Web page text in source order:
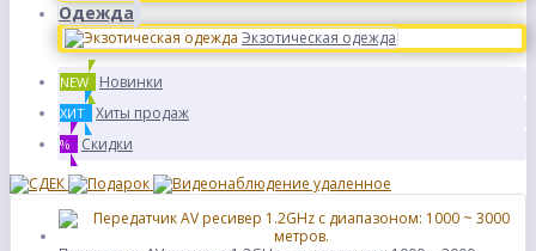
Одежда
Экзотическая одежда
NEW Новинки
ХИТ Хиты продаж
% Скидки